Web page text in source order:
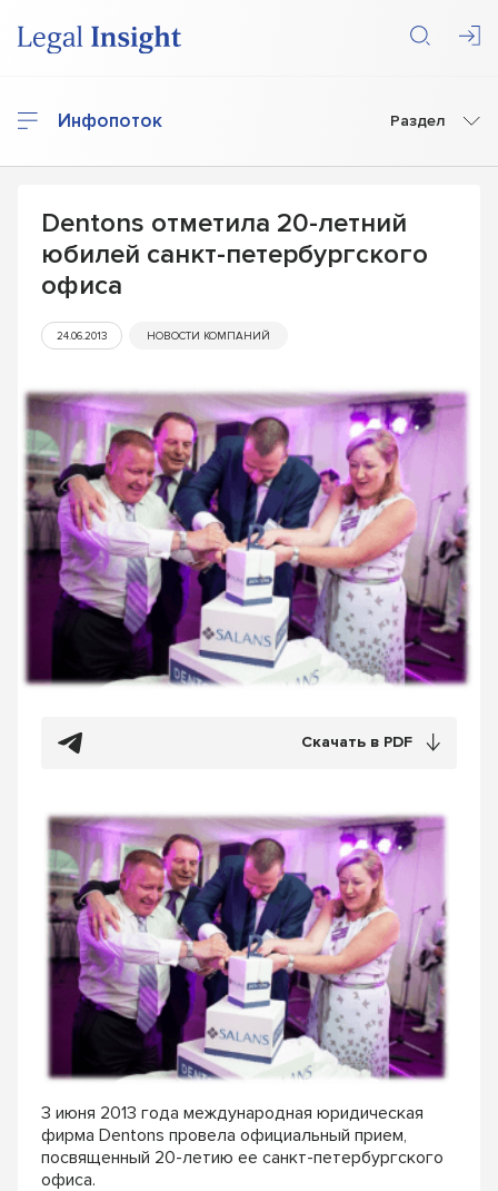
Инфопоток Раздел
Dentons отметила 20-летний
юбилей санкт-петербургского
офиса
24.06.2013 НОВОСТИ КОМПАНИЙ
Скачать в PDF
3 июня 2013 года международная юридическая
фирма Dentons провела официальный прием,
посвященный 20-летию ее санкт-петербургского
офиса.